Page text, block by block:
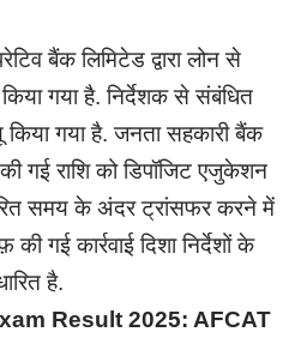
बैंक लिमिटेड द्वारा लोन से
गया है. निर्देशक से संबंधित
गया है. जनता सहकारी बैंक
की गई राशि को डिपॉजिट एजुकेशन
समय के अंदर ट्रांसफर करने में
गई कार्रवाई दिशा निर्देशों के
है.
Result 2025: AFCAT